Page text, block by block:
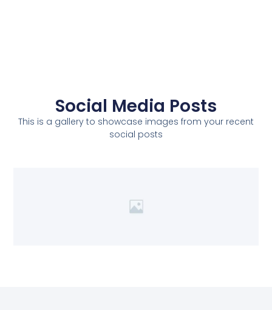
Social Media Posts
This is a gallery to showcase images from your recent
social posts